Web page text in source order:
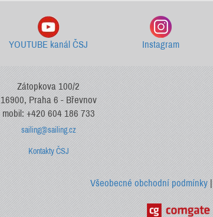
YOUTUBE kanál ČSJ Instagram
Zátopkova 100/2
16900, Praha 6 - Břevnov
mobil: +420 604 186 733
sailing@sailing.cz
Kontakty ČSJ
Všeobecné obchodní podmínky|